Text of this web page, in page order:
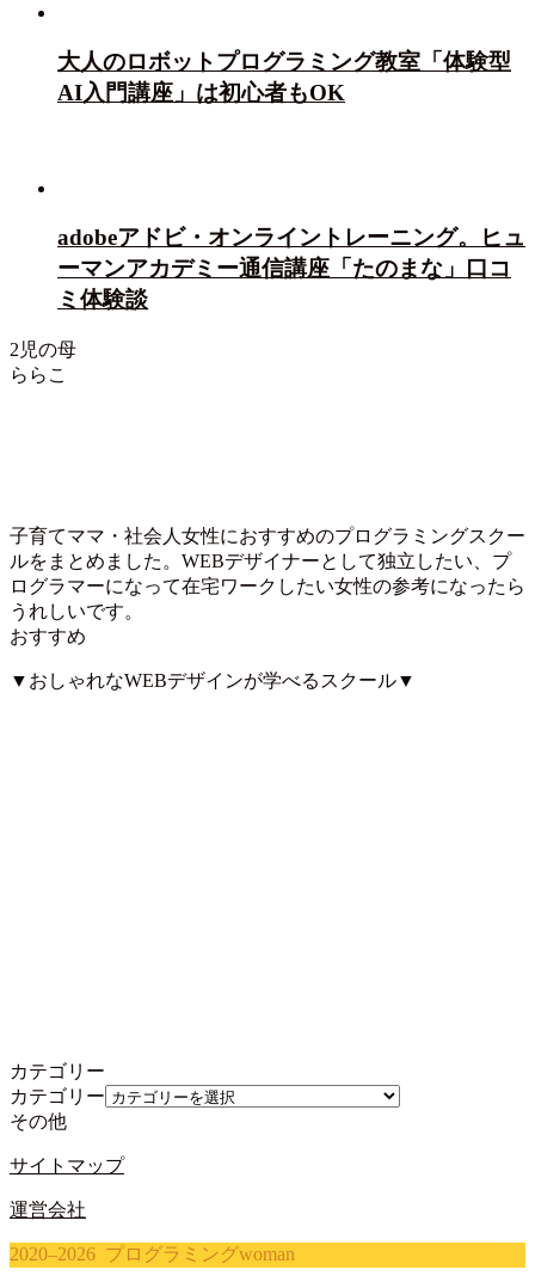
大人のロボットプログラミング教室「体験型
AI入門講座」は初心者もOK
adobeアドビ・オンライントレーニング。ヒュ
ーマンアカデミー通信講座「たのまな」口コ
ミ体験談
2児の母
ららこ
子育てママ・社会人女性におすすめのプログラミングスクー
ルをまとめました。WEBデザイナーとして独立したい、プ
ログラマーになって在宅ワークしたい女性の参考になったら
うれしいです。
おすすめ
▼おしゃれなWEBデザインが学べるスクール▼
カテゴリー
カテゴリー
その他
サイトマップ
運営会社
2020–2026 プログラミングwoman